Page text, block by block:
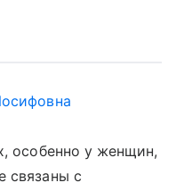
особенно у женщин,
связаны с